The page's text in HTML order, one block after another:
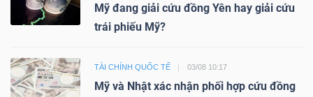
Mỹ đang giải cứu đồng Yên hay giải cứu
trái phiếu Mỹ?
TÀI CHÍNH QUỐC TẾ 03/08 10:17
Mỹ và Nhật xác nhận phối hợp cứu đồng